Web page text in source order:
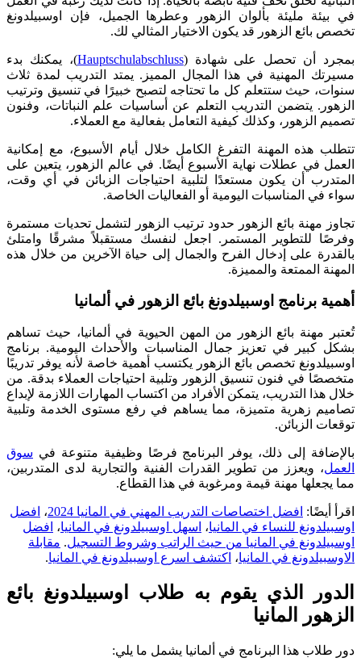
في بيئة مليئة بألوان الزهور وعطرها الجميل، فإن اوسبيلدونغ
تخصص بائع الزهور قد يكون الاختيار المثالي لك.
بمجرد أن تحصل على شهادة (Hauptschulabschluss)، يمكنك بدء
مسيرتك المهنية في هذا المجال المميز. يمتد التدريب لمدة ثلاث
سنوات، حيث ستتعلم كل ما تحتاجه لتصبح خبيرًا في تنسيق وترتيب
الزهور. يتضمن التدريب التعلم عن أساسيات علم النباتات، وفنون
تصميم الزهور، وكذلك كيفية التعامل بفعالية مع العملاء.
تتطلب هذه المهنة التفرغ الكامل خلال أيام الأسبوع، مع إمكانية
العمل في عطلات نهاية الأسبوع أيضًا. في عالم الزهور، يتعين على
المتدرب أن يكون مستعدًا لتلبية احتياجات الزبائن في أي وقت،
سواء في المناسبات اليومية أو الفعاليات الخاصة.
تجاوز مهنة بائع الزهور حدود ترتيب الزهور لتشمل تحديات مستمرة
وفرصًا للتطوير المستمر. اجعل لنفسك مستقبلاً مشرقًا وامتلئ
بالقدرة على إدخال الفرح والجمال إلى حياة الآخرين من خلال هذه
المهنة الممتعة والمميزة.
أهمية برنامج اوسبيلدونغ بائع الزهور في ألمانيا
تُعتبر مهنة بائع الزهور من المهن الحيوية في ألمانيا، حيث تساهم
بشكل كبير في تعزيز جمال المناسبات والأحداث اليومية. برنامج
اوسبيلدونغ تخصص بائع الزهور يكتسب أهمية خاصة لأنه يوفر تدريبًا
متخصصًا في فنون تنسيق الزهور وتلبية احتياجات العملاء بدقة. من
خلال هذا التدريب، يتمكن الأفراد من اكتساب المهارات اللازمة لإبداع
تصاميم زهرية متميزة، مما يساهم في رفع مستوى الخدمة وتلبية
توقعات الزبائن.
بالإضافة إلى ذلك، يوفر البرنامج فرصًا وظيفية متنوعة في سوق
العمل، ويعزز من تطوير القدرات الفنية والتجارية لدى المتدربين،
مما يجعلها مهنة قيمة ومرغوبة في هذا القطاع.
اقرأ أيضًا: افضل اختصاصات التدريب المهني في المانيا 2024 ، افضل
اوسبيلدونغ للنساء في المانيا، اسهل اوسبيلدونغ في المانيا، افضل
اوسبيلدونغ في المانيا من حيث الراتب وشروط التسجيل. مقابلة
الاوسبيلدونغ في المانيا، اكتشف اسرع اوسبيلدونغ في المانيا.
الدور الذي يقوم به طلاب اوسبيلدونغ بائع
الزهور المانيا
دور طلاب هذا البرنامج في ألمانيا يشمل ما يلي: